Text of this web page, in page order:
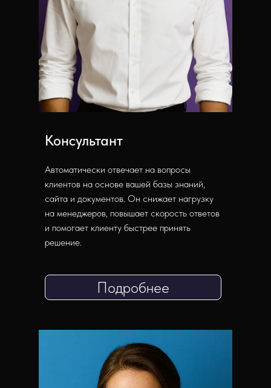
Автоматически отвечает на вопросы
клиентов на основе вашей базы знаний,
сайта и документов. Он снижает нагрузку
на менеджеров, повышает скорость ответов
и помогает клиенту быстрее принять
решение.
Консультант
Подробнее